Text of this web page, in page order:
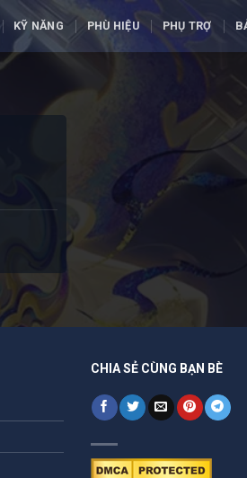
KỸ NĂNG PHÙ HIỆU PHỤ TRỢ
CHIA SẺ CÙNG BẠN BÈ